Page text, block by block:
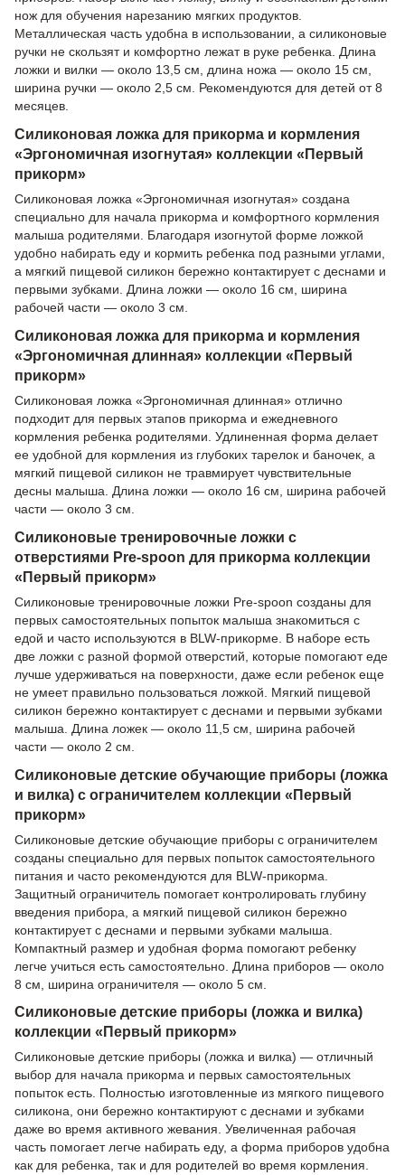
нож для обучения нарезанию мягких продуктов.
Металлическая часть удобна в использовании, а силиконовые
ручки не скользят и комфортно лежат в руке ребенка. Длина
ложки и вилки — около 13,5 см, длина ножа — около 15 см,
ширина ручки — около 2,5 см. Рекомендуются для детей от 8
месяцев.
Силиконовая ложка для прикорма и кормления
«Эргономичная изогнутая» коллекции «Первый
прикорм»
Силиконовая ложка «Эргономичная изогнутая» создана
специально для начала прикорма и комфортного кормления
малыша родителями. Благодаря изогнутой форме ложкой
удобно набирать еду и кормить ребенка под разными углами,
а мягкий пищевой силикон бережно контактирует с деснами и
первыми зубками. Длина ложки — около 16 см, ширина
рабочей части — около 3 см.
Силиконовая ложка для прикорма и кормления
«Эргономичная длинная» коллекции «Первый
прикорм»
Силиконовая ложка «Эргономичная длинная» отлично
подходит для первых этапов прикорма и ежедневного
кормления ребенка родителями. Удлиненная форма делает
ее удобной для кормления из глубоких тарелок и баночек, а
мягкий пищевой силикон не травмирует чувствительные
десны малыша. Длина ложки — около 16 см, ширина рабочей
части — около 3 см.
Силиконовые тренировочные ложки с
отверстиями Pre-spoon для прикорма коллекции
«Первый прикорм»
Силиконовые тренировочные ложки Pre-spoon созданы для
первых самостоятельных попыток малыша знакомиться с
едой и часто используются в BLW-прикорме. В наборе есть
две ложки с разной формой отверстий, которые помогают еде
лучше удерживаться на поверхности, даже если ребенок еще
не умеет правильно пользоваться ложкой. Мягкий пищевой
силикон бережно контактирует с деснами и первыми зубками
малыша. Длина ложек — около 11,5 см, ширина рабочей
части — около 2 см.
Силиконовые детские обучающие приборы (ложка
и вилка) с ограничителем коллекции «Первый
прикорм»
Силиконовые детские обучающие приборы с ограничителем
созданы специально для первых попыток самостоятельного
питания и часто рекомендуются для BLW-прикорма.
Защитный ограничитель помогает контролировать глубину
введения прибора, а мягкий пищевой силикон бережно
контактирует с деснами и первыми зубками малыша.
Компактный размер и удобная форма помогают ребенку
легче учиться есть самостоятельно. Длина приборов — около
8 см, ширина ограничителя — около 5 см.
Силиконовые детские приборы (ложка и вилка)
коллекции «Первый прикорм»
Силиконовые детские приборы (ложка и вилка) — отличный
выбор для начала прикорма и первых самостоятельных
попыток есть. Полностью изготовленные из мягкого пищевого
силикона, они бережно контактируют с деснами и зубками
даже во время активного жевания. Увеличенная рабочая
часть помогает легче набирать еду, а форма приборов удобна
как для ребенка, так и для родителей во время кормления.